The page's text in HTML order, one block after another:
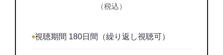
（税込）
視聴期間 180日間（繰り返し視聴可）